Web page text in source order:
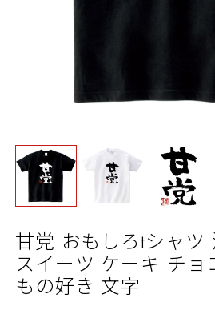
甘党 おもしろtシャツ
スイーツ ケーキ チョ
もの好き 文字